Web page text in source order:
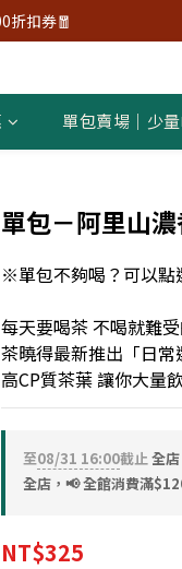
折扣券🧧
單包賣場｜少
單包－阿里山
※單包不夠喝？可以點
每天要喝茶 不喝就難
茶曉得最新推出「日常
高CP質茶葉 讓你大量
至08/31 16:00截止全店
全店，📢 全館消費滿
NT$325